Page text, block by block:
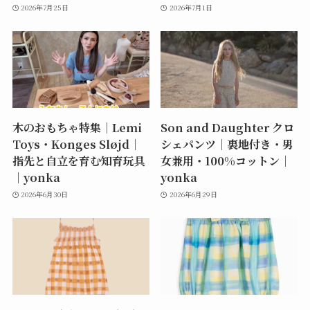
2026年7月25日 2026年7月1日
木のおもちゃ特集｜Lemi
Toys・Konges Sløjd｜
指先と自立を育む知育玩具
｜yonka
2026年6月30日
Son and Daughter クロ
シェパンツ｜裏地付き・男
女兼用・100%コットン｜
yonka
2026年6月29日